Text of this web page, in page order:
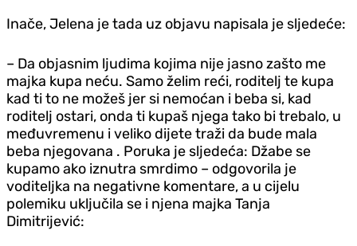
Inače, Jelena je tada uz objavu napisala je sljedeće:
– Da objasnim ljudima kojima nije jasno zašto me
majka kupa neću. Samo želim reći, roditelj te kupa
kad ti to ne možeš jer si nemoćan i beba si, kad
roditelj ostari, onda ti kupaš njega tako bi trebalo, u
međuvremenu i veliko dijete traži da bude mala
beba njegovana . Poruka je sljedeća: Džabe se
kupamo ako iznutra smrdimo – odgovorila je
voditeljka na negativne komentare, a u cijelu
polemiku uključila se i njena majka Tanja
Dimitrijević: